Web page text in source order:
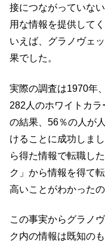
接につながっていな
用な情報を提供して
いえば、グラノヴェ
果でした。
実際の調査は1970年
282人のホワイトカ
の結果、56％の人が
けることに成功しま
ら得た情報で転職し
ク」から情報を得て
高いことがわかったの
この事実からグラノ
ク内の情報は既知の